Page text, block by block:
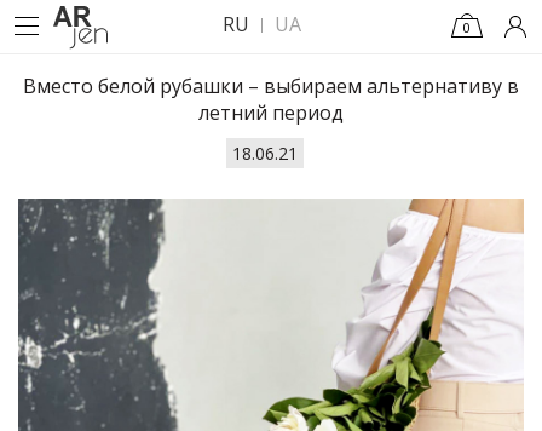
RU UA 0
Вместо белой рубашки – выбираем альтернативу в
летний период
18.06.21